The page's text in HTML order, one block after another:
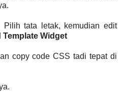
Pilih tata letak, kemudian edit
Template Widget
copy code CSS tadi tepat di